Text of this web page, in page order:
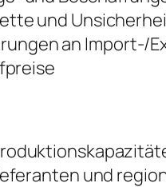
und
an Import-/
und